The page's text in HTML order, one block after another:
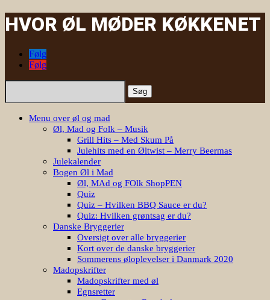
HVOR ØL MØDER KØKKENET
Følg
Følg
Søg
Menu over øl og mad
Øl, Mad og Folk – Musik
Grill Hits – Med Skum På
Julehits med en Øltwist – Merry Beermas
Julekalender
Bogen Øl i Mad
Øl, MAd og FOlk ShopPEN
Quiz
Quiz – Hvilken BBQ Sauce er du?
Quiz: Hvilken grøntsag er du?
Danske Bryggerier
Oversigt over alle bryggerier
Kort over de danske bryggerier
Sommerens øloplevelser i Danmark 2020
Madopskrifter
Madopskrifter med øl
Egnsretter